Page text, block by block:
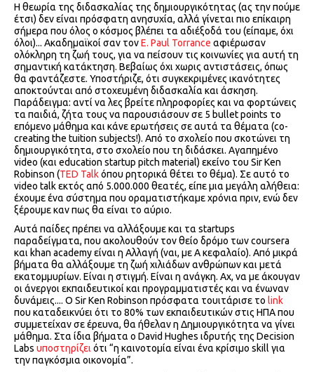
Η θεωρία της διδασκαλίας της δημιουργικότητας (ας την πούμε
έτσι) δεν είναι πρόσφατη ανησυχία, αλλά γίνεται πιο επίκαιρη
σήμερα που όλος ο κόσμος βλέπει τα αδιέξοδά του (είπαμε, όχι
όλοι)... Ακαδημαϊκοί σαν τονE. Paul Torrance αφιέρωσαν
ολόκληρη τη ζωή τους, για να πείσουν τις κοινωνίες για αυτή τη
σημαντική κατάκτηση. Βεβαίως όχι χωρις αντιστάσεις, όπως
θα φαντάζεστε. Υποστήριζε, ότι συγκεκριμένες ικανότητες
αποκτούνται από στοχευμένη διδασκαλία και άσκηση.
Παράδειγμα: αντί να λες βρείτε πληροφορίες και να φορτώνεις
τα παιδιά, ζήτα τους να παρουσιάσουν σε 5 bullet points το
επόμενο μάθημα και κάνε ερωτήσεις σε αυτά τα θέματα (co-
creating the tuition subjects!). Από το σχολείο που σκοτώνει τη
δημιουργικότητα, στο σχολείο που τη διδάσκει. Αγαπημένο
video (και education startup pitch material) εκείνο του Sir Ken
Robinson (TED Talkόπου ρητορικά θέτει το θέμα). Σε αυτό το
video talk εκτός από 5.000.000 θεατές, είπε μια μεγάλη αλήθεια:
έχουμε ένα σύστημα που οραματιστήκαμε χρόνια πριν, ενώ δεν
ξέρουμε καν πως θα είναι το αύριο.
Αυτά παίδες πρέπει να αλλάξουμε και τα startups
παραδείγματα, που ακολουθούν τον θείο δρόμο των coursera
και khan academy είναι η Αλλαγή (ναι, με Α κεφαλαίο). Από μικρά
βήματα θα αλλάξουμε τη ζωή χιλιάδων ανθρώπων και μετά
εκατομμυρίων. Είναι η στιγμή. Είναι η ανάγκη. Αχ, να με άκουγαν
οι άνεργοι εκπαιδευτικοί και προγραμματιστές και να ένωναν
δυνάμεις.... Ο Sir Ken Robinson πρόσφατα τουιτάρισε το link
που καταδεικνύει ότι το 80% των εκπαιδευτικών στις ΗΠΑ που
συμμετείχαν σε έρευνα, θα ήθελαν η Δημιουργικότητα να γίνει
μάθημα. Στα ίδια βήματα ο David Hughes ιδρυτής της Decision
Labs υποστηρίζει ότι “η καινοτομία είναι ένα κρίσιμο skill για
την παγκόσμια οικονομία”.